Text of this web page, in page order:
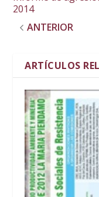
2014
ANTERIOR
ARTÍCULOS